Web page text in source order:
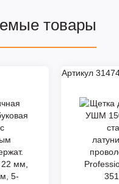
товары
Артикул